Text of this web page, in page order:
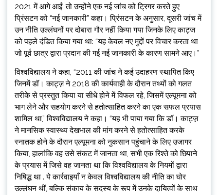
2021 में आगे आईं, तो उन्होंने एक नई जांच को ट्रिगर करते हुए
प्रिंसटन को “नई जानकारी” कहा। प्रिंसटन के अनुसार, दूसरी जांच में
उन नीति उल्लंघनों पर दोबारा गौर नहीं किया गया जिनके लिए काट्ज
को पहले दंडित किया गया था: “यह केवल नए मुद्दों पर विचार करता था
जो पूर्व छात्र द्वारा प्रदान की गई नई जानकारी के कारण सामने आए।”
विश्वविद्यालय ने कहा, “2011 की जांच ने कई उदाहरण स्थापित किए
जिनमें डॉ। काट्ज़ ने 2018 की कार्यवाही के दौरान तथ्यों को गलत
तरीके से प्रस्तुत किया या सीधे होने में विफल रहे, जिसमें एल्यूमना को
भाग लेने और सहयोग करने से हतोत्साहित करने का एक सफल प्रयास
शामिल था,” विश्वविद्यालय ने कहा। “यह भी पाया गया कि डॉ। काट्ज़
ने मानसिक स्वास्थ्य देखभाल की मांग करने से हतोत्साहित करके
स्नातक होने के दौरान एल्यूमना को नुकसान पहुंचाने के लिए उजागर
किया, हालांकि वह उसे संकट में जानता था, सभी एक रिश्ते को छिपाने
के प्रयास में जिसे वह जानता था कि विश्वविद्यालय के नियमों द्वारा
निषिद्ध था . ये कार्रवाइयाँ न केवल विश्वविद्यालय की नीति का घोर
उल्लंघन थीं, बल्कि संकाय के सदस्य के रूप में उनके दायित्वों के साथ